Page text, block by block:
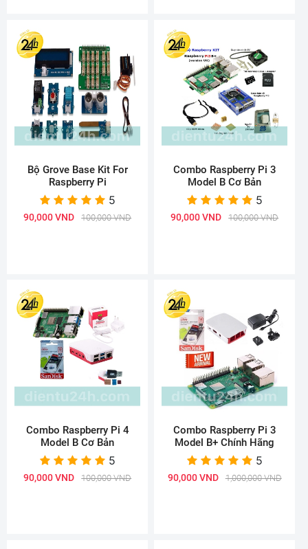
Bộ Grove Base Kit For
Raspberry Pi
5
90,000 VND 100,000 VND
Combo Raspberry Pi 3
Model B Cơ Bản
5
90,000 VND 100,000 VND
Combo Raspberry Pi 4
Model B Cơ Bản
5
90,000 VND 100,000 VND
Combo Raspberry Pi 3
Model B+ Chính Hãng
5
90,000 VND 1,000,000 VND